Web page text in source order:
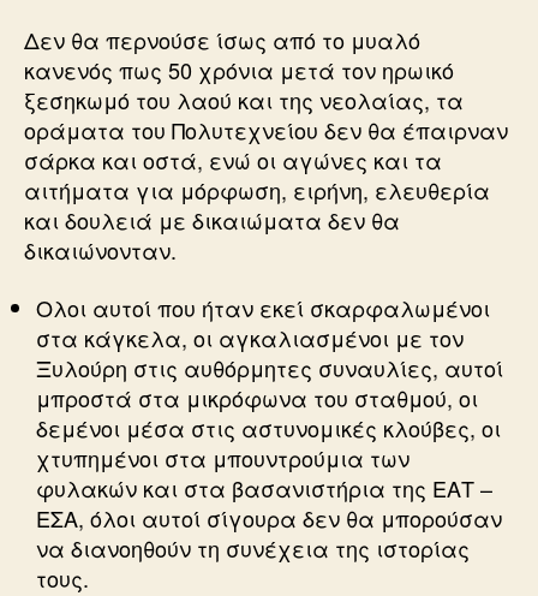
Δεν θα περνούσε ίσως από το μυαλό
κανενός πως 50 χρόνια μετά τον ηρωικό
ξεσηκωμό του λαού και της νεολαίας, τα
οράματα του Πολυτεχνείου δεν θα έπαιρναν
σάρκα και οστά, ενώ οι αγώνες και τα
αιτήματα για μόρφωση, ειρήνη, ελευθερία
και δουλειά με δικαιώματα δεν θα
δικαιώνονταν.
Ολοι αυτοί που ήταν εκεί σκαρφαλωμένοι
στα κάγκελα, οι αγκαλιασμένοι με τον
Ξυλούρη στις αυθόρμητες συναυλίες, αυτοί
μπροστά στα μικρόφωνα του σταθμού, οι
δεμένοι μέσα στις αστυνομικές κλούβες, οι
χτυπημένοι στα μπουντρούμια των
φυλακών και στα βασανιστήρια της ΕΑΤ –
ΕΣΑ, όλοι αυτοί σίγουρα δεν θα μπορούσαν
να διανοηθούν τη συνέχεια της ιστορίας
τους.